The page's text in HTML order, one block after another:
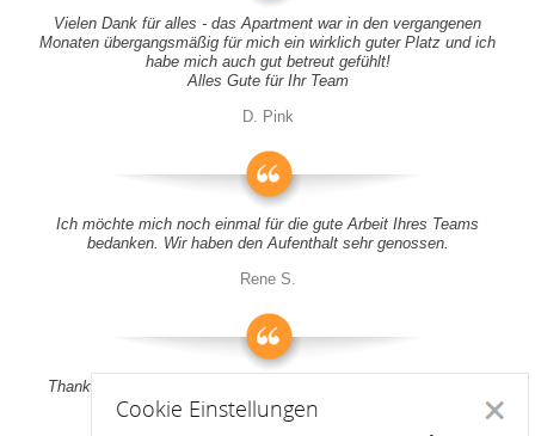
Vielen Dank für alles - das Apartment war in den vergangenen
Monaten übergangsmäßig für mich ein wirklich guter Platz und ich
habe mich auch gut betreut gefühlt!
Alles Gute für Ihr Team
D. Pink
Ich möchte mich noch einmal für die gute Arbeit Ihres Teams
bedanken. Wir haben den Aufenthalt sehr genossen.
Rene S.
Thank you all for your support! It was a pleasure to stay at your
apartment
Cookie Einstellungen